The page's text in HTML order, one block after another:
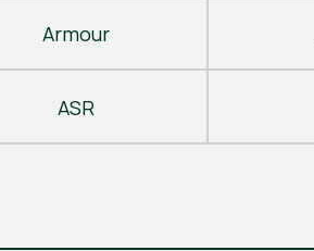
Armour
ASR